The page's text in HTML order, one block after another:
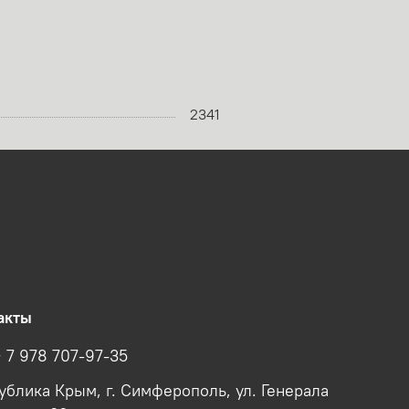
2341
7 978 707-97-35
Крым, г. Симферополь, ул. Генерала